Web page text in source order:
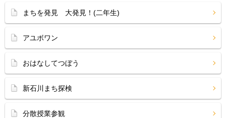
まちを発見 大発見！(二年生)
アユボワン
おはなしてつぼう
新石川まち探検
分散授業参観